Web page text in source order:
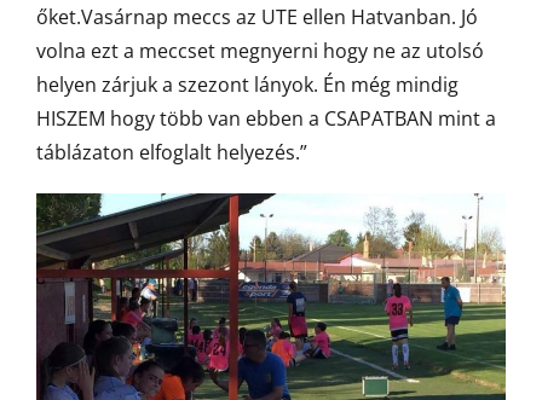
őket.Vasárnap meccs az UTE ellen Hatvanban. Jó
volna ezt a meccset megnyerni hogy ne az utolsó
helyen zárjuk a szezont lányok. Én még mindig
HISZEM hogy több van ebben a CSAPATBAN mint a
táblázaton elfoglalt helyezés.”